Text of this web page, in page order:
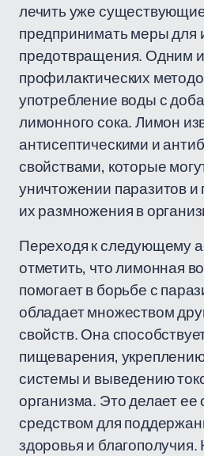
лечить уже
предпринимать меры для
предотвращения. Одним
профилактических
употребление воды с
лимонного сока. Лимон
антисептическими и
свойствами, которые
уничтожении паразитов
их размножения в
Переходя к следующему
отметить, что лимонная
помогает в борьбе с
обладает множеством
свойств. Она
пищеварения,
системы и выведению
организма. Это делает
средством для
здоровья и благополучия.